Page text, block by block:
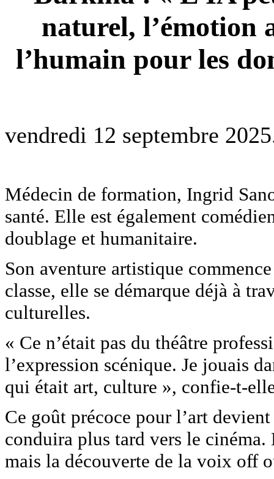
naturel, l’émotion
l’humain pour les
vendredi 12 septembre
Médecin de formation, Ingrid
santé. Elle est également
doublage et humanitaire.
Son aventure artistique
classe, elle se démarque déjà à
culturelles.
« Ce n’était pas du théâtre
l’expression scénique. Je jouais
qui était art, culture », confie-t-
Ce goût précoce pour l’art
conduira plus tard vers le
mais la découverte de la voix off